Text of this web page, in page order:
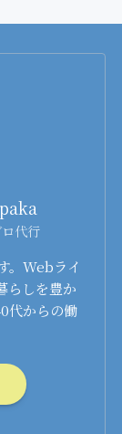
代行
。Webライ
らしを豊か
代からの働